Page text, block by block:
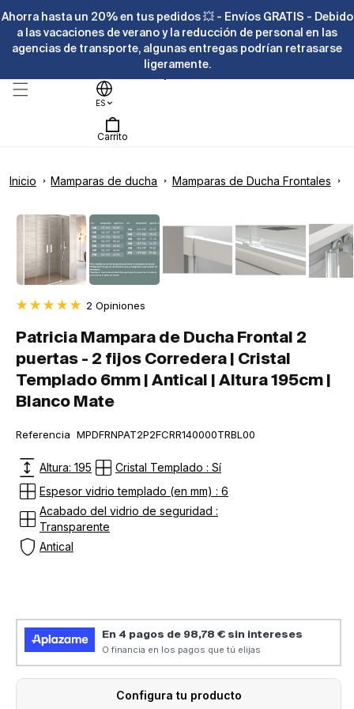
directamente
al contenido
Ahorra hasta un 20% en tus pedidos 💥 - Envíos GRATIS - Debido
a las vacaciones de verano y la reducción de personal en las
agencias de transporte, algunas entregas podrían retrasarse
ligeramente.
ES
Carrito
Inicio Mamparas de ducha Mamparas de Ducha Frontales
está
disponible
la
vista
de
la
Ir
a la
información
del producto
elemento
multimedia
ventana
2 Opiniones
totales
Patricia Mampara de Ducha Frontal 2
puertas - 2 fijos Corredera | Cristal
Templado 6mm | Antical | Altura 195cm |
Blanco Mate
SKU:
Referencia MPDFRNPAT2P2FCRR140000TRBL00
Altura: 195
Cristal Templado : Sí
Espesor vidrio templado (en mm) : 6
Acabado del vidrio de seguridad :
Transparente
Antical
Configura tu producto